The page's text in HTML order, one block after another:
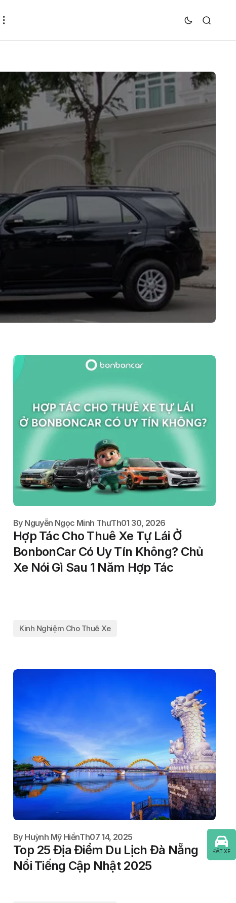
By Nguyễn Ngọc Minh ThưTh01 30, 2026
Hợp Tác Cho Thuê Xe Tự Lái Ở
BonbonCar Có Uy Tín Không? Chủ
Xe Nói Gì Sau 1 Năm Hợp Tác
Kinh Nghiệm Cho Thuê Xe
By Huỳnh Mỹ HiềnTh07 14, 2025
Top 25 Địa Điểm Du Lịch Đà Nẵng
Nổi Tiếng Cập Nhật 2025
ĐẶT XE